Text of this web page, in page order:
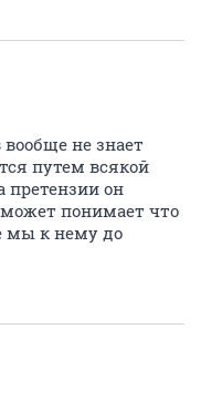
не знает
путем всякой
претензии он
понимает что
мы к нему до